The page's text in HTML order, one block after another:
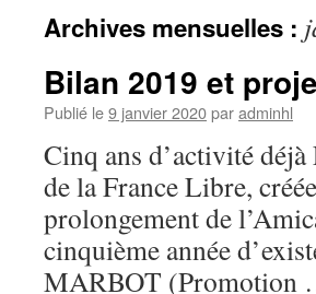
Archives mensuelles :
Bilan 2019 et
Publié le9 janvier 2020paradminhl
Cinq ans d’activité
de la France Libre,
prolongement de
cinquième année
MARBOT (Promotion